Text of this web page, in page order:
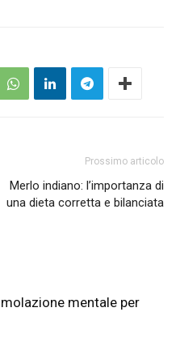
Prossimo articolo
Merlo indiano: l’importanza di
una dieta corretta e bilanciata
mentale per